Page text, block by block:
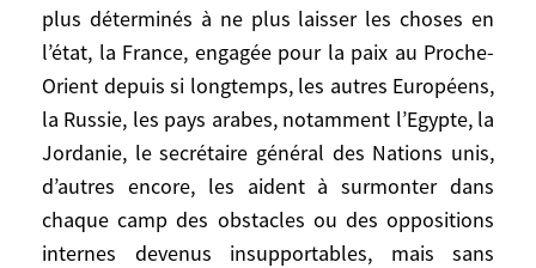
plus déterminés à ne plus laisser les choses en
l’état, la France, engagée pour la paix au Proche-
Orient depuis si longtemps, les autres Européens,
la Russie, les pays arabes, notamment l’Egypte, la
Jordanie, le secrétaire général des Nations unis,
d’autres encore, les aident à surmonter dans
chaque camp des obstacles ou des oppositions
internes devenus insupportables, mais sans
Pourtant, cette action internationale
pourrait être précieuse pour les Israéliens,
depuis une meilleure surveillance du
terrain, tuile contre le terrorisme, jusqu’à
la présence active dans les négociations,
pour obtenir et solenniser les
engagements pris pour le respect futur de
la sécurité et de l’identité d’Israël.